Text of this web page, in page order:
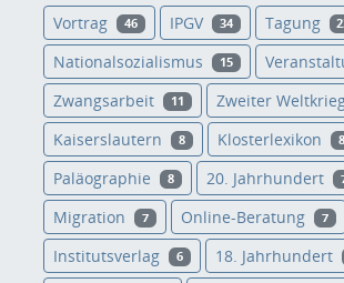
Vortrag 46 IPGV 34 Tagung
Nationalsozialismus 15
Zwangsarbeit 11 Zweiter
Kaiserslautern 8 Klosterlexikon 8
Paläographie 8 20. Jahrhundert
Migration 7 Online-Beratung 7
Institutsverlag 6 18. Jahrhundert